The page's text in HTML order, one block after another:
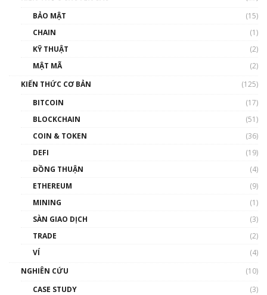
BẢO MẬT
(15)
CHAIN
(1)
KỸ THUẬT
(2)
MẬT MÃ
(2)
KIẾN THỨC CƠ BẢN
(125)
BITCOIN
(17)
BLOCKCHAIN
(51)
COIN & TOKEN
(36)
DEFI
(19)
ĐỒNG THUẬN
(4)
ETHEREUM
(9)
MINING
(1)
SÀN GIAO DỊCH
(3)
TRADE
(2)
VÍ
(4)
NGHIÊN CỨU
(10)
CASE STUDY
(3)